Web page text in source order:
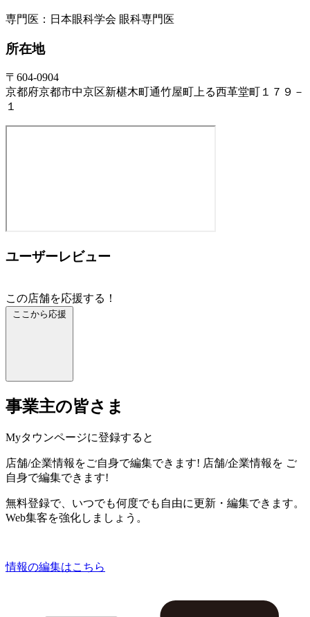
専門医：日本眼科学会 眼科専門医
所在地
〒604-0904
京都府京都市中京区新椹木町通竹屋町上る西革堂町１７９－
１
ユーザーレビュー
この店舗を応援する！
ここから応援
事業主の皆さま
Myタウンページに登録すると
店舗/企業情報をご自身で編集できます! 店舗/企業情報を ご
自身で編集できます!
無料登録で、いつでも何度でも自由に更新・編集できます。
Web集客を強化しましょう。
情報の編集はこちら